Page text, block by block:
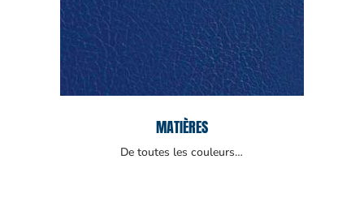
MATIÈRES
De toutes les couleurs…